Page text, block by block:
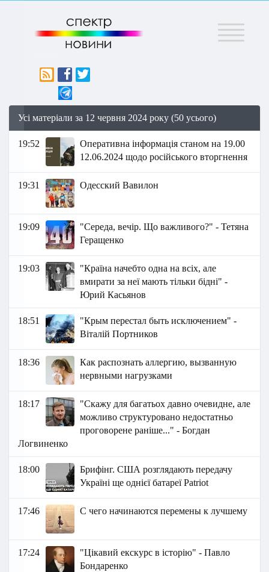
Меню
Усі матеріали за 12 червня 2024 року (50 усього)
19:52
Оперативна інформація станом на 19.00
12.06.2024 щодо російського вторгнення
19:31 Одесский Вавилон
19:09
"Середа, вечір. Що важливого?" - Тетяна
Геращенко
19:03
"Країна начебто одна на всіх, але
вмирати за неї мають тільки бідні" -
Юрий Касьянов
18:51
"Крым перестал быть исключением" -
Віталій Портников
18:36
Как распознать аллергию, вызванную
нервными нагрузками
18:17
"Скажу для багатьох давно очевидне, але
можливо структуровано недостатньо
проговорене раніше..." - Богдан
Логвиненко
18:00
Брифінг. США розглядають передачу
Україні ще однієї батареї Patriot
17:46 С чего начинаются перемены к лучшему
17:24
"Цікавий екскурс в історію" - Павло
Бондаренко